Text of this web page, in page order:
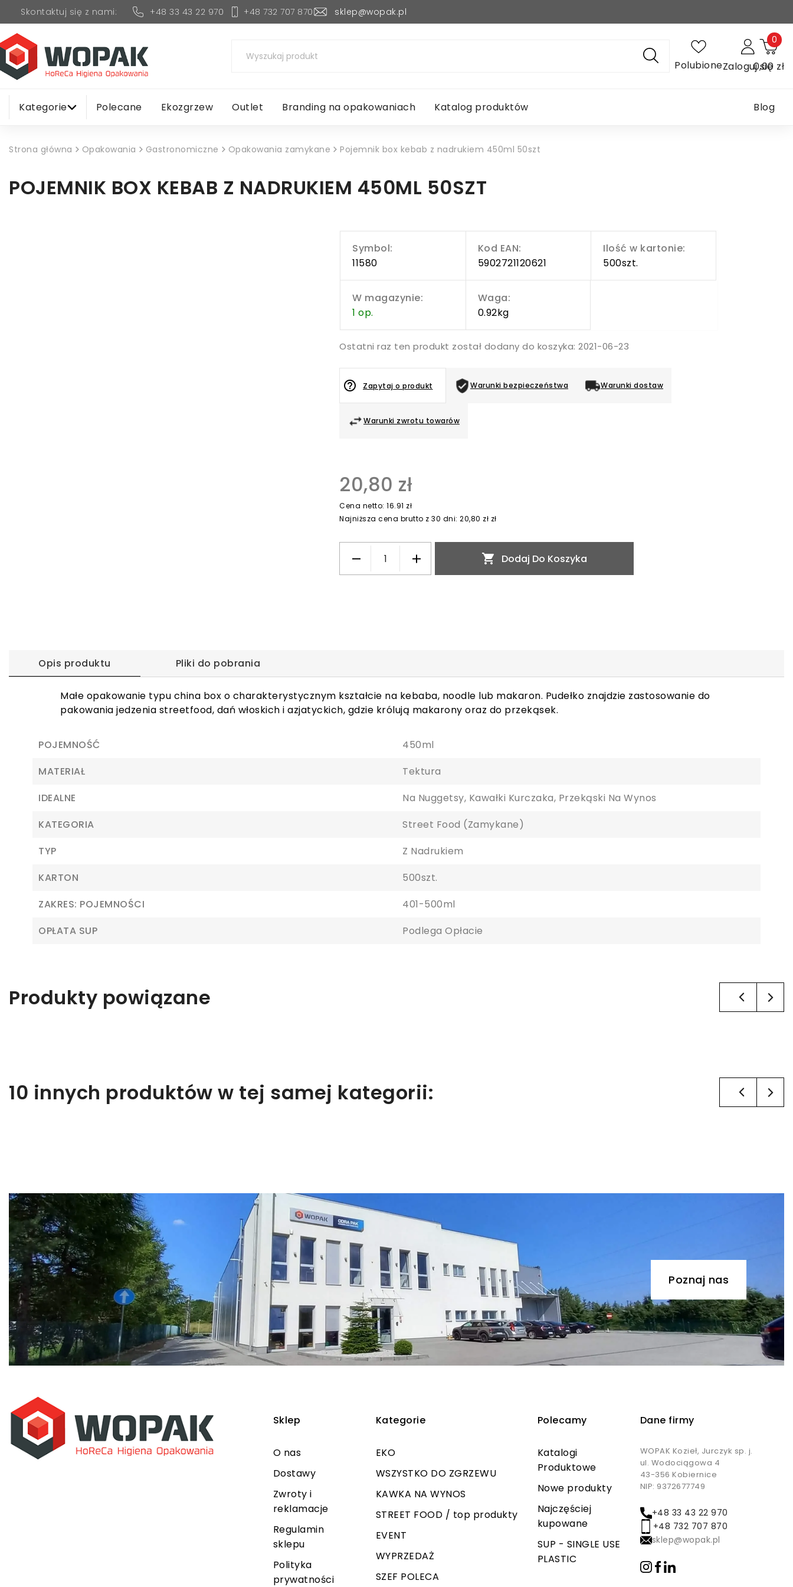
Skontaktuj się z nami: +48 33 43 22 970 +48 732 707 870 sklep@wopak.pl
PolubioneZaloguj się
0,00 zł
0
Kategorie Polecane Ekozgrzew Outlet Branding na opakowaniach Katalog produktów Blog
Strona główna Opakowania Gastronomiczne Opakowania zamykane Pojemnik box kebab z nadrukiem 450ml 50szt
POJEMNIK BOX KEBAB Z NADRUKIEM 450ML 50SZT
Symbol:
11580
Kod EAN:
5902721120621
Ilość w kartonie:
500szt.
W magazynie:
1 op.
Waga:
0.92kg
Ostatni raz ten produkt został dodany do koszyka: 2021-06-23
Warunki bezpieczeństwa Warunki dostaw
Warunki zwrotu towarów
help_outline Zapytaj o produkt
20,80 zł
Cena netto: 16.91 zł
Najniższa cena brutto z 30 dni: 20,80 zł zł
 Dodaj Do Koszyka
Opis produktu Pliki do pobrania
Małe opakowanie typu china box o charakterystycznym kształcie na kebaba, noodle lub makaron. Pudełko znajdzie zastosowanie do
pakowania jedzenia streetfood, dań włoskich i azjatyckich, gdzie królują makarony oraz do przekąsek.
POJEMNOŚĆ
450ml
MATERIAŁ
Tektura
IDEALNE
Na Nuggetsy, Kawałki Kurczaka, Przekąski Na Wynos
KATEGORIA
Street Food (zamykane)
TYP
Z Nadrukiem
KARTON
500szt.
ZAKRES: POJEMNOŚCI
401-500ml
OPŁATA SUP
Podlega Opłacie
Produkty powiązane
10 innych produktów w tej samej kategorii:
Poznaj nas
Sklep
O nas
Dostawy
Zwroty i
reklamacje
Regulamin
sklepu
Polityka
prywatności
Kategorie
EKO
WSZYSTKO DO ZGRZEWU
KAWKA NA WYNOS
STREET FOOD / top produkty
EVENT
WYPRZEDAŻ
SZEF POLECA
Dane firmy
WOPAK Kozieł, Jurczyk sp. j.
ul. Wodociągowa 4
43-356 Kobiernice
NIP: 9372677749
+48 33 43 22 970
+48 732 707 870
sklep@wopak.pl
Polecamy
Katalogi
Produktowe
Nowe produkty
Najczęściej
kupowane
SUP - SINGLE USE
PLASTIC
Aby zapisać produkty na liście ulubionych, musisz się zalogować.